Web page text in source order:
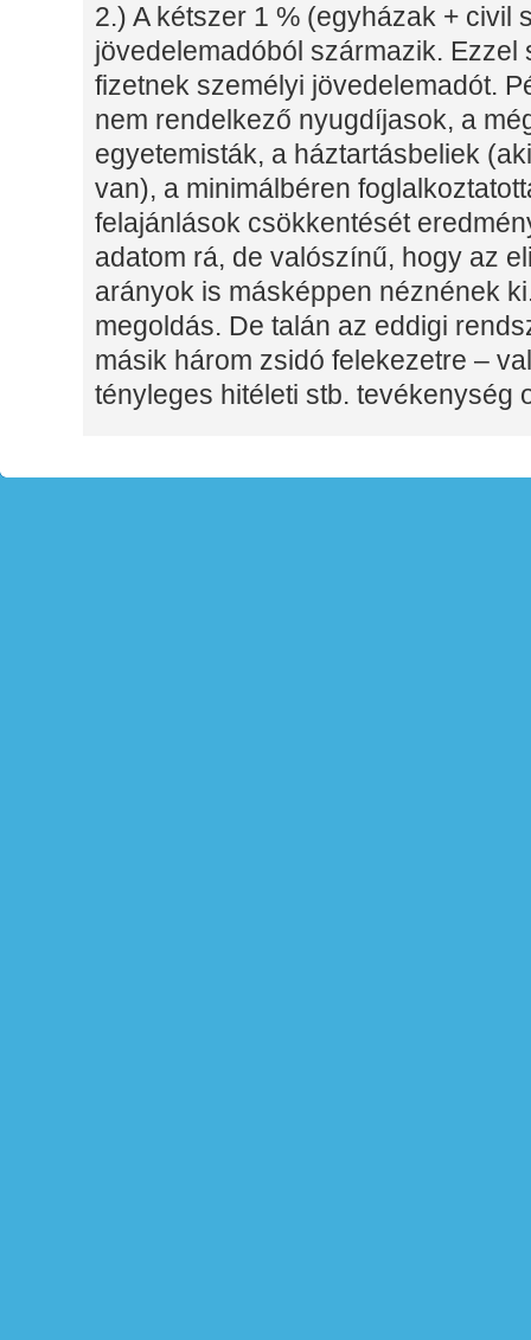
2.) A kétszer 1 % (egyházak + civil
jövedelemadóból származik.
fizetnek személyi jövedelemadót.
nem rendelkező nyugdíjasok, a
egyetemisták, a háztartásbeliek
van), a minimálbéren
felajánlások csökkentését
adatom rá, de valószínű, hogy az
arányok is másképpen néznének
megoldás. De talán az eddigi
másik három zsidó felekezetre –
tényleges hitéleti stb. tevékenység